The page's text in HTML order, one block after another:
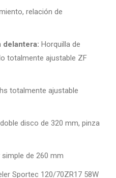
relación de
delantera: Horquilla de
totalmente ajustable ZF
totalmente ajustable
disco de 320 mm, pinza
de 260 mm
Sportec 120/70ZR17 58W